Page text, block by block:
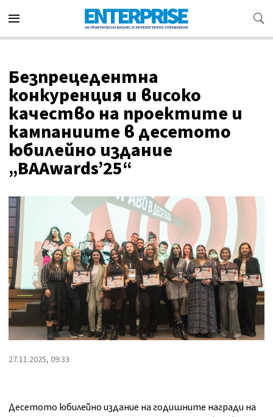
Безпрецедентна
конкуренция и високо
качество на проектите и
кампаниите в десетото
юбилейно издание
„BAAwards’25“
27.11.2025, 09:33
Десетото юбилейно издание на годишните награди на